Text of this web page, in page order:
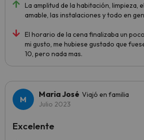
La amplitud de la habitación, limpieza,
amable, las instalaciones y todo en
El horario de la cena finalizaba un
mi gusto, me hubiese gustado que
10, pero nada mas.
Maria José Viajó en familia
Julio 2023
Excelente